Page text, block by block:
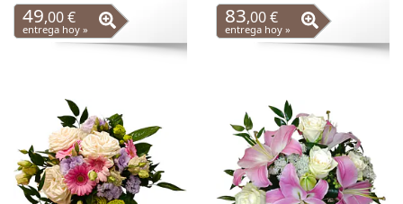
49,00 €
entrega hoy »
83,00 €
entrega hoy »